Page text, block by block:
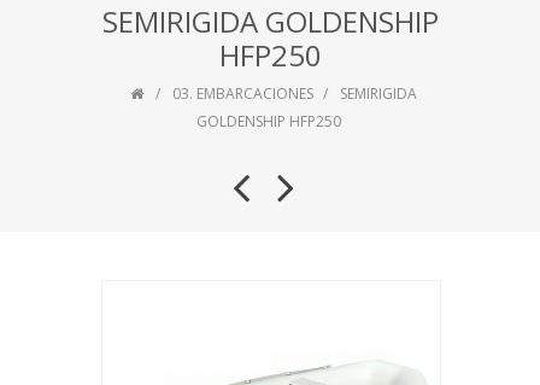
SEMIRIGIDA GOLDENSHIP
HFP250
03. EMBARCACIONES
SEMIRIGIDA
GOLDENSHIP HFP250